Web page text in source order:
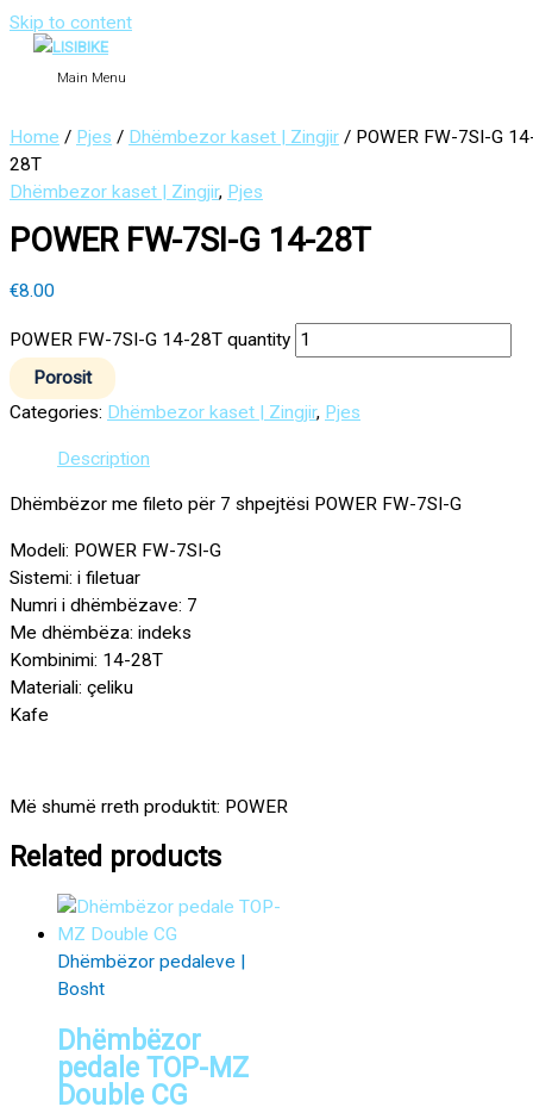
Skip to content
Main Menu
Home / Pjes / Dhëmbezor kaset | Zingjir / POWER FW-7SI-G
28T
Dhëmbezor kaset | Zingjir, Pjes
POWER FW-7SI-G 14-28T
€8.00
POWER FW-7SI-G 14-28T quantity
Porosit
Categories: Dhëmbezor kaset | Zingjir, Pjes
Description
Dhëmbëzor me fileto për 7 shpejtësi POWER FW-7SI-G
Modeli: POWER FW-7SI-G
Sistemi: i filetuar
Numri i dhëmbëzave: 7
Me dhëmbëza: indeks
Kombinimi: 14-28T
Materiali: çeliku
Kafe
Më shumë rreth produktit: POWER
Related products
Dhëmbëzor pedaleve |
Bosht
Dhëmbëzor
pedale TOP-MZ
Double CG